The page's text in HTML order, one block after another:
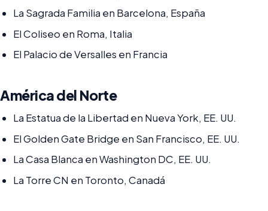
La Sagrada Familia en Barcelona, ​​España
El Coliseo en Roma, Italia
El Palacio de Versalles en Francia
América del Norte
La Estatua de la Libertad en Nueva York, EE. UU.
El Golden Gate Bridge en San Francisco, EE. UU.
La Casa Blanca en Washington DC, EE. UU.
La Torre CN en Toronto, Canadá